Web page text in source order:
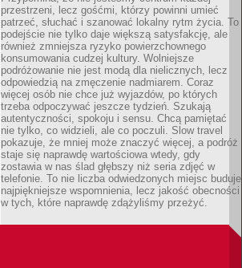
przestrzeni, lecz gośćmi, którzy powinni umieć
patrzeć, słuchać i szanować lokalny rytm życia. To
podejście nie tylko daje większą satysfakcję, ale
również zmniejsza ryzyko powierzchownego
konsumowania cudzej kultury. Wolniejsze
podróżowanie nie jest modą dla nielicznych, lecz
odpowiedzią na zmęczenie nadmiarem. Coraz
więcej osób nie chce już wyjazdów, po których
trzeba odpoczywać jeszcze tydzień. Szukają
autentyczności, spokoju i sensu. Chcą pamiętać
nie tylko, co widzieli, ale co poczuli. Slow travel
pokazuje, że mniej może znaczyć więcej, a podróż
staje się naprawdę wartościowa wtedy, gdy
zostawia w nas ślad głębszy niż seria zdjęć w
telefonie. To nie liczba odwiedzonych miejsc buduje
najpiękniejsze wspomnienia, lecz jakość obecności
w tych, które naprawdę zdążyliśmy przeżyć.